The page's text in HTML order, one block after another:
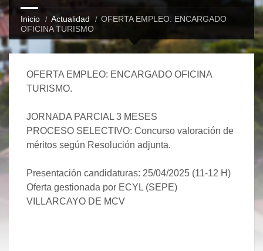
Inicio Actualidad
OFERTA EMPLEO: ENCARGADO
OFICINA TURISMO
OFERTA EMPLEO: ENCARGADO OFICINA
TURISMO.
JORNADA PARCIAL 3 MESES
PROCESO SELECTIVO: Concurso valoración de
méritos según Resolución adjunta.
Presentación candidaturas: 25/04/2025 (11-12 H)
Oferta gestionada por ECYL (SEPE)
VILLARCAYO DE MCV